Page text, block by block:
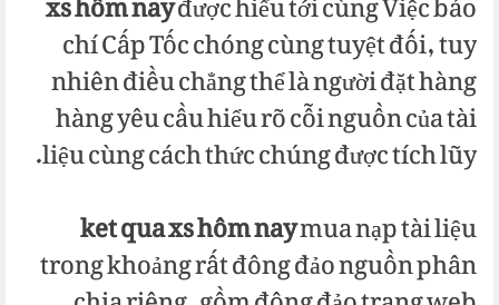
chí Cấp Tốc chóng cùng tuyệt đối, tuy
nhiên điều chẳng thể là người đặt hàng
hàng yêu cầu hiểu rõ cỗi nguồn của tài
liệu cùng cách thức chúng được tích lũy.
ket qua xs hôm naymua nạp tài liệu
trong khoảng rất đông đảo nguồn phân